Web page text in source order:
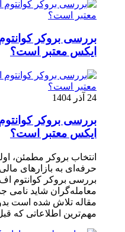
بررسی بروکر
ایکس معتبر است؟
24 آذر 1404
بررسی بروکر
ایکس معتبر است؟
انتخاب بروکر مطمئن،
حرفه‌ای به بازارهای
بررسی بروکر کوانتوم
معامله‌گران شاید نامی
مقاله تلاش شده است
مهم‌ترین اطلاعاتی که